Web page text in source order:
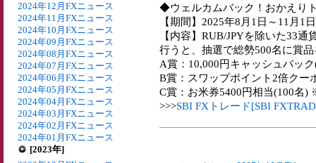
2024年12月FXニュース
2024年11月FXニュース
2024年10月FXニュース
2024年09月FXニュース
2024年08月FXニュース
2024年07月FXニュース
2024年06月FXニュース
2024年05月FXニュース
2024年04月FXニュース
2024年03月FXニュース
2024年02月FXニュース
2024年01月FXニュース
[2023年]
◆ウェルカムバック！おかえり
【期間】2025年8月1日～11月1日
【内容】RUB/JPYを除いた33
行うと、抽選で総勢500名に賞
A賞：10,000円キャッシュバッ
B賞：スワップポイント2倍クー
C賞：お米券5400円相当(100名
>>>SBI FXトレード[SBI